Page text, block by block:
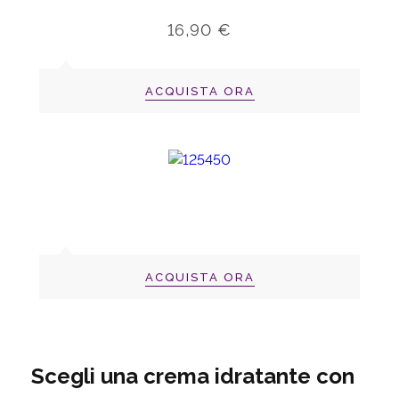
16,90 €
ACQUISTA ORA
ACQUISTA ORA
Scegli una crema idratante con